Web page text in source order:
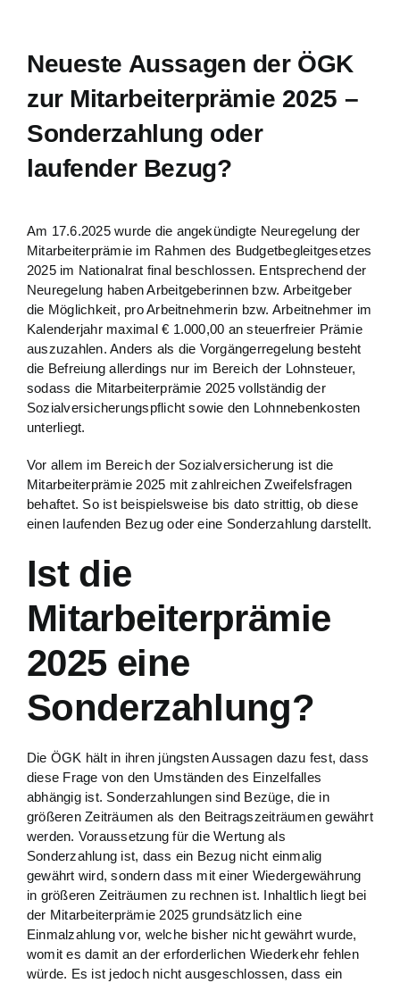
Neueste Aussagen der ÖGK
zur Mitarbeiterprämie 2025 –
Sonderzahlung oder
laufender Bezug?
Am 17.6.2025 wurde die angekündigte Neuregelung der
Mitarbeiterprämie im Rahmen des Budgetbegleitgesetzes
2025 im Nationalrat final beschlossen. Entsprechend der
Neuregelung haben Arbeitgeberinnen bzw. Arbeitgeber
die Möglichkeit, pro Arbeitnehmerin bzw. Arbeitnehmer im
Kalenderjahr maximal € 1.000,00 an steuerfreier Prämie
auszuzahlen. Anders als die Vorgängerregelung besteht
die Befreiung allerdings nur im Bereich der Lohnsteuer,
sodass die Mitarbeiterprämie 2025 vollständig der
Sozialversicherungspflicht sowie den Lohnnebenkosten
unterliegt.
Vor allem im Bereich der Sozialversicherung ist die
Mitarbeiterprämie 2025 mit zahlreichen Zweifelsfragen
behaftet. So ist beispielsweise bis dato strittig, ob diese
einen laufenden Bezug oder eine Sonderzahlung darstellt.
Ist die
Mitarbeiterprämie
2025 eine
Sonderzahlung?
Die ÖGK hält in ihren jüngsten Aussagen dazu fest, dass
diese Frage von den Umständen des Einzelfalles
abhängig ist. Sonderzahlungen sind Bezüge, die in
größeren Zeiträumen als den Beitragszeiträumen gewährt
werden. Voraussetzung für die Wertung als
Sonderzahlung ist, dass ein Bezug nicht einmalig
gewährt wird, sondern dass mit einer Wiedergewährung
in größeren Zeiträumen zu rechnen ist. Inhaltlich liegt bei
der Mitarbeiterprämie 2025 grundsätzlich eine
Einmalzahlung vor, welche bisher nicht gewährt wurde,
womit es damit an der erforderlichen Wiederkehr fehlen
würde. Es ist jedoch nicht ausgeschlossen, dass ein